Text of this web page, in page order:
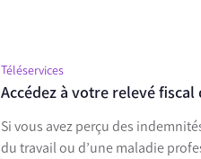
Téléservices
Accédez à votre relevé
Si vous avez perçu des
du travail ou d’une maladie